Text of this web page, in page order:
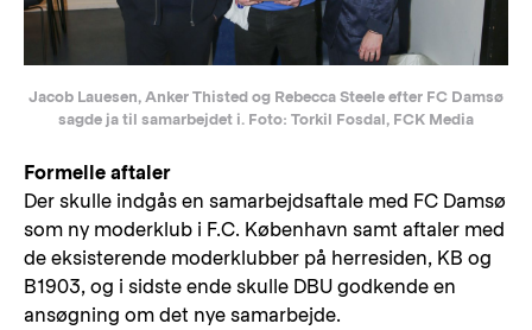
Jacob Lauesen, Anker Thisted og Rebecca Steele efter FC Damsø
sagde ja til samarbejdet i. Foto: Torkil Fosdal, FCK Media
Formelle aftaler
Der skulle indgås en samarbejdsaftale med FC Damsø
som ny moderklub i F.C. København samt aftaler med
de eksisterende moderklubber på herresiden, KB og
B1903, og i sidste ende skulle DBU godkende en
ansøgning om det nye samarbejde.